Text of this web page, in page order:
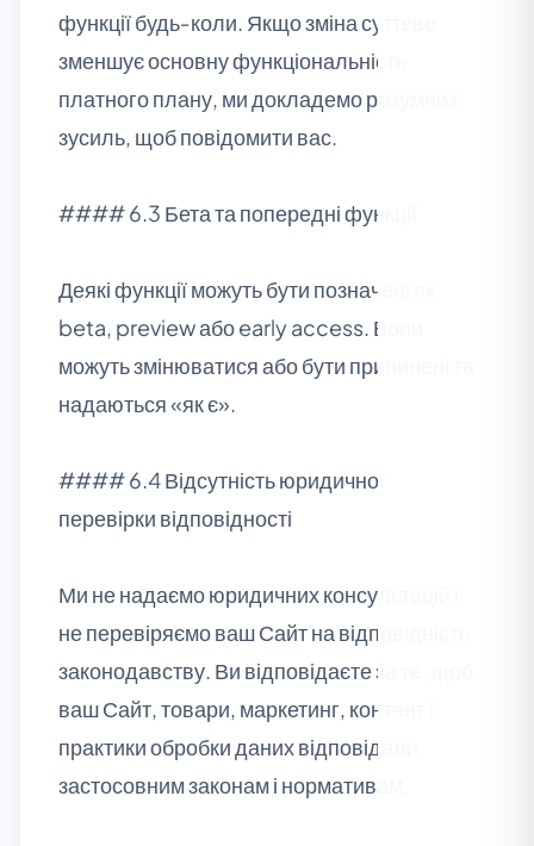
функції будь‑коли. Якщо зміна суттєво
зменшує основну функціональність
платного плану, ми докладемо розумних
зусиль, щоб повідомити вас.
#### 6.3 Бета та попередні функції
Деякі функції можуть бути позначені як
beta, preview або early access. Вони
можуть змінюватися або бути припинені та
надаються «як є».
#### 6.4 Відсутність юридичної
перевірки відповідності
Ми не надаємо юридичних консультацій і
не перевіряємо ваш Сайт на відповідність
законодавству. Ви відповідаєте за те, щоб
ваш Сайт, товари, маркетинг, контент і
практики обробки даних відповідали
застосовним законам і нормативам.